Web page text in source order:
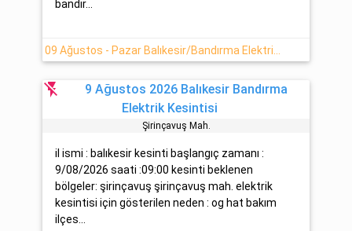
bandır...
flash_off
9 Ağustos 2026 Balıkesir Bandırma
Elektrik Kesintisi
Şi̇ri̇nçavuş Mah.
il ismi : balıkesir kesinti başlangıç zamanı :
9/08/2026 saati :09:00 kesinti beklenen
bölgeler: şirinçavuş şirinçavuş mah. elektrik
kesintisi için gösterilen neden : og hat bakım
ilçes...